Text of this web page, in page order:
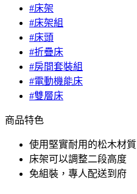
#床架
#床架組
#床頭
#折疊床
#房間套裝組
#電動機能床
#雙層床
商品特色
使用堅實耐用的松木材質
床架可以調整二段高度
免組裝，專人配送到府